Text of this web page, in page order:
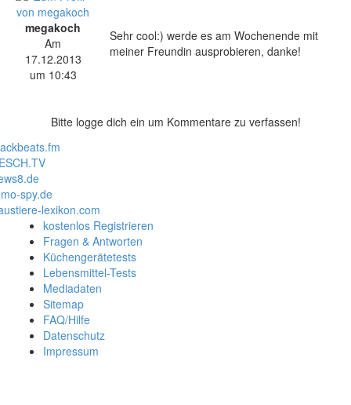
megakoch
Am
17.12.2013
um 10:43
Sehr cool:) werde es am Wochenende mit
meiner Freundin ausprobieren, danke!
Bitte logge dich ein um Kommentare zu verfassen!
spy.de
lexikon.com
kostenlos Registrieren
Fragen & Antworten
Küchengerätetests
Lebensmittel-Tests
Mediadaten
Sitemap
FAQ/Hilfe
Datenschutz
Impressum